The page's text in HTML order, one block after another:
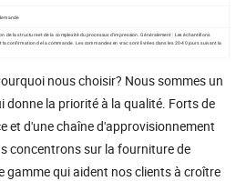
de la structure et de la complexité du processus d'impression. Généralement : Les échantillons
confirmation de la commande. Les commandes en vrac sont livrées dans les 20-40 jours suivant la
nous choisir? Nous sommes un
la priorité à la qualité. Forts de
et d'une chaîne d'approvisionnement
concentrons sur la fourniture de
gamme qui aident nos clients à croître